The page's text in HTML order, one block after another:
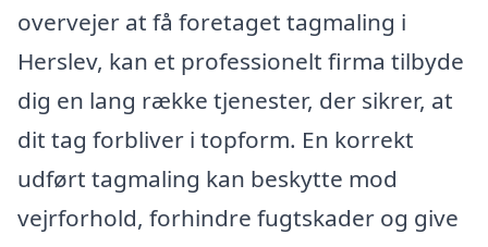
overvejer at få foretaget tagmaling i
Herslev, kan et professionelt firma tilbyde
dig en lang række tjenester, der sikrer, at
dit tag forbliver i topform. En korrekt
udført tagmaling kan beskytte mod
vejrforhold, forhindre fugtskader og give